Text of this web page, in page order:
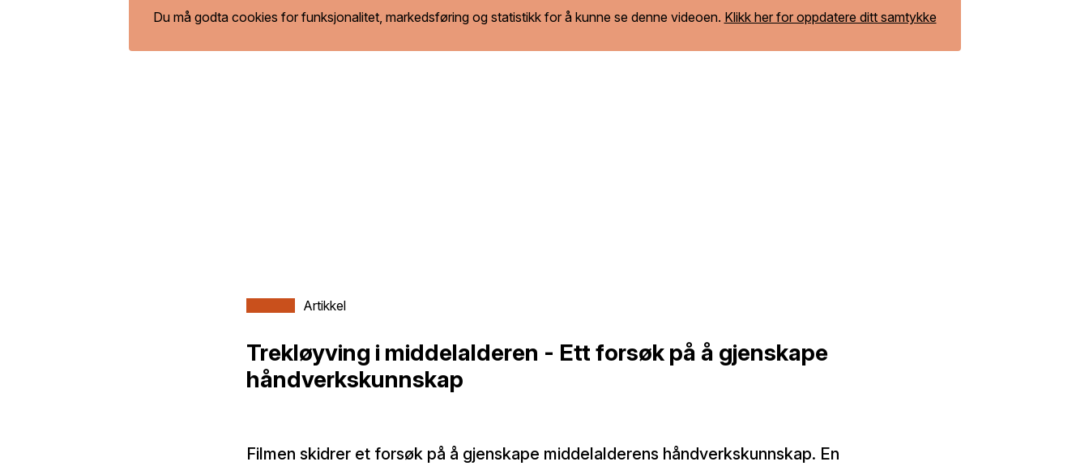
Du må godta cookies for funksjonalitet, markedsføring og statistikk for å kunne se denne videoen. Klikk her for oppdatere ditt samtykke
Artikkel
Trekløyving i middelalderen - Ett forsøk på å gjenskape
håndverkskunnskap
Filmen skidrer et forsøk på å gjenskape middelalderens håndverkskunnskap. En